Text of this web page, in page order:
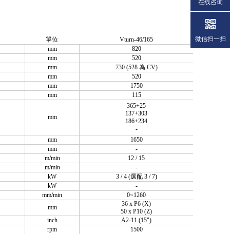
單位
Vturn-46/165
mm
820
mm
520
mm
730 (528 為 CV)
mm
520
mm
1750
mm
115
mm
365+25
137+303
186+234
-
mm
1650
mm
-
m/min
12 / 15
m/min
-
kW
3 / 4 (選配 3 / 7)
kW
-
mm/min
0~1260
mm
36 x P6 (X)
50 x P10 (Z)
inch
A2-11 (15")
rpm
1500
在线咨询
微信扫一扫